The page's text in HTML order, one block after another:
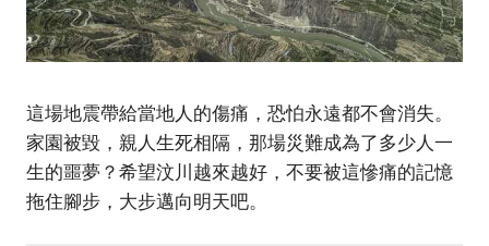
這場地震帶給當地人的傷痛，恐怕永遠都不會消失。
家園被毀，親人生死相隔，那場災難成為了多少人一
生的噩夢？希望汶川越來越好，不要被這慘痛的記憶
拖住腳步，大步邁向明天吧。